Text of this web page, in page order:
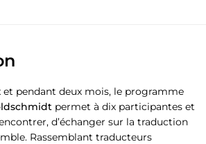
et pendant deux mois, le programme
permet à dix participantes et
d’échanger sur la traduction
Rassemblant traducteurs